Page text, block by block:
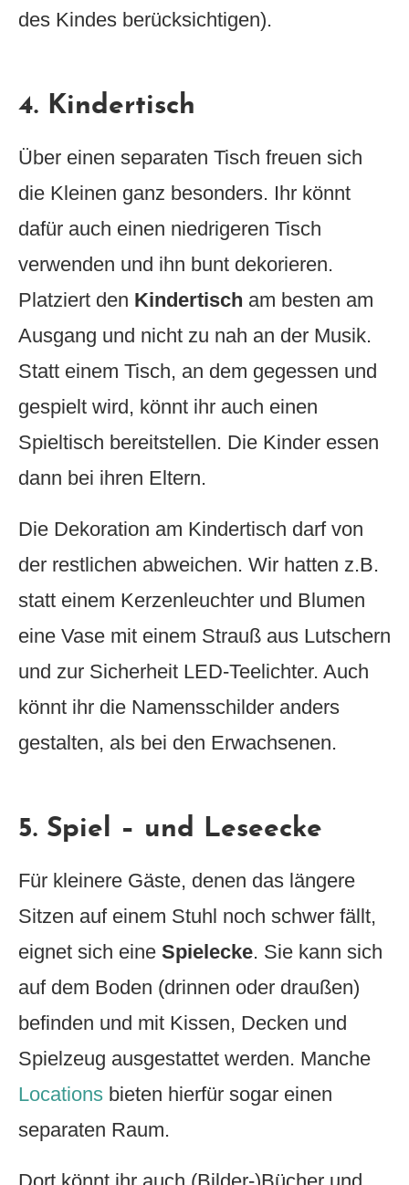
des Kindes berücksichtigen).
4. Kindertisch
Über einen separaten Tisch freuen sich
die Kleinen ganz besonders. Ihr könnt
dafür auch einen niedrigeren Tisch
verwenden und ihn bunt dekorieren.
Platziert den Kindertisch am besten am
Ausgang und nicht zu nah an der Musik.
Statt einem Tisch, an dem gegessen und
gespielt wird, könnt ihr auch einen
Spieltisch bereitstellen. Die Kinder essen
dann bei ihren Eltern.
Die Dekoration am Kindertisch darf von
der restlichen abweichen. Wir hatten z.B.
statt einem Kerzenleuchter und Blumen
eine Vase mit einem Strauß aus Lutschern
und zur Sicherheit LED-Teelichter. Auch
könnt ihr die Namensschilder anders
gestalten, als bei den Erwachsenen.
5. Spiel – und Leseecke
Für kleinere Gäste, denen das längere
Sitzen auf einem Stuhl noch schwer fällt,
eignet sich eine Spielecke. Sie kann sich
auf dem Boden (drinnen oder draußen)
befinden und mit Kissen, Decken und
Spielzeug ausgestattet werden. Manche
Locations bieten hierfür sogar einen
separaten Raum.